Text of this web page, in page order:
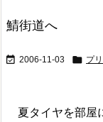
鯖街道へ
 2006-11-03  プ
夏タイヤを部屋